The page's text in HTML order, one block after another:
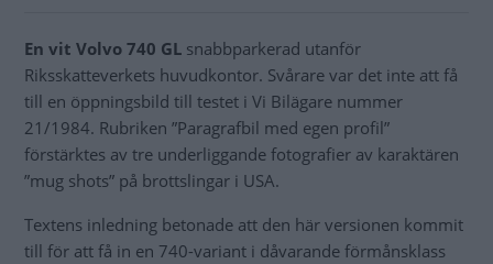
En vit Volvo 740 GL snabbparkerad utanför
Riksskatteverkets huvudkontor. Svårare var det inte att få
till en öppningsbild till testet i Vi Bilägare nummer
21/1984. Rubriken ”Paragrafbil med egen profil”
förstärktes av tre underliggande fotografier av karaktären
”mug shots” på brottslingar i USA.
Textens inledning betonade att den här versionen kommit
till för att få in en 740-variant i dåvarande förmånsklass